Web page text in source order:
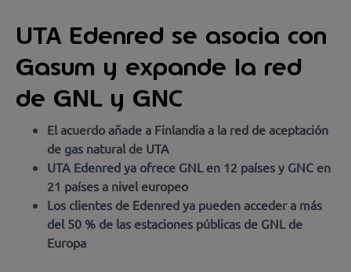
UTA Edenred se asocia con
Gasum y expande la red
de GNL y GNC
El acuerdo añade a Finlandia a la red de aceptación
de gas natural de UTA
UTA Edenred ya ofrece GNL en 12 países y GNC en
21 países a nivel europeo
Los clientes de Edenred ya pueden acceder a más
del 50 % de las estaciones públicas de GNL de
Europa